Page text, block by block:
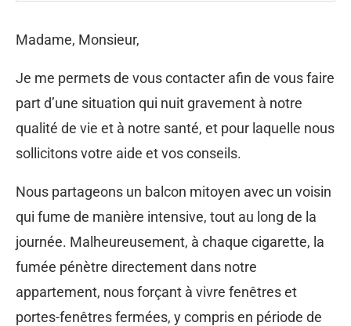
Madame, Monsieur,
Je me permets de vous contacter afin de vous faire
part d’une situation qui nuit gravement à notre
qualité de vie et à notre santé, et pour laquelle nous
sollicitons votre aide et vos conseils.
Nous partageons un balcon mitoyen avec un voisin
qui fume de manière intensive, tout au long de la
journée. Malheureusement, à chaque cigarette, la
fumée pénètre directement dans notre
appartement, nous forçant à vivre fenêtres et
portes-fenêtres fermées, y compris en période de